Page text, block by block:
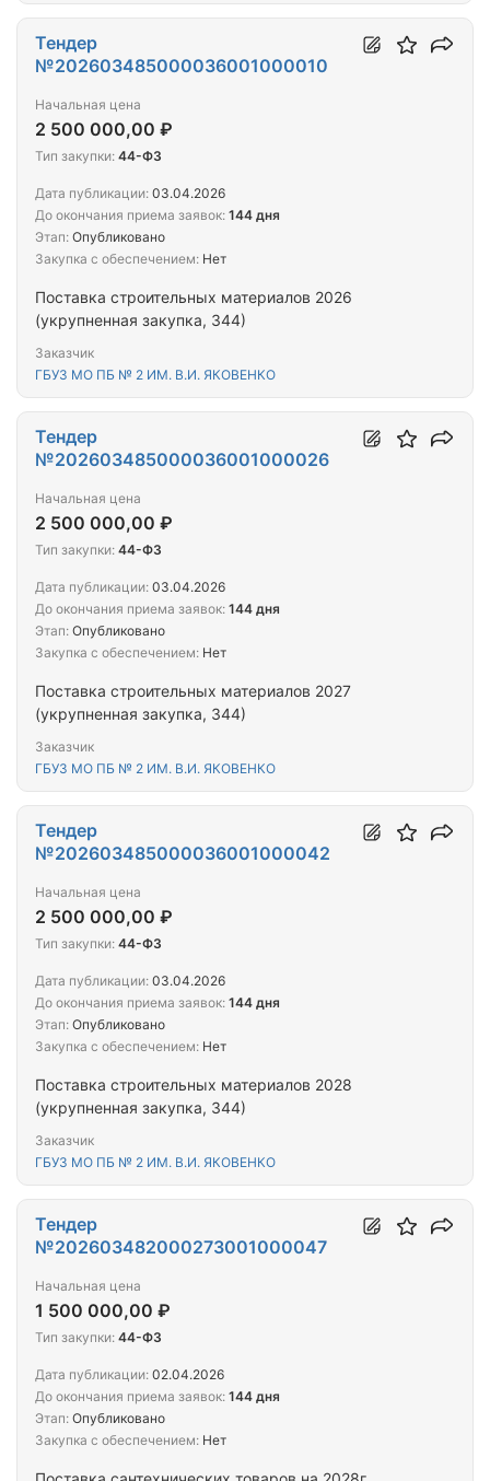
Поставка строительных материалов 2026
(укрупненная закупка, 344)
Заказчик
ГБУЗ МО ПБ № 2 ИМ. В.И. ЯКОВЕНКО
Тендер
№202603485000036001000010
Начальная цена
2 500 000,00 ₽
Тип закупки: 44-ФЗ
Дата публикации: 03.04.2026
До окончания приема заявок: 144 дня
Этап: Опубликовано
Закупка с обеспечением: Нет
Поставка строительных материалов 2027
(укрупненная закупка, 344)
Заказчик
ГБУЗ МО ПБ № 2 ИМ. В.И. ЯКОВЕНКО
Тендер
№202603485000036001000026
Начальная цена
2 500 000,00 ₽
Тип закупки: 44-ФЗ
Дата публикации: 03.04.2026
До окончания приема заявок: 144 дня
Этап: Опубликовано
Закупка с обеспечением: Нет
Поставка строительных материалов 2028
(укрупненная закупка, 344)
Заказчик
ГБУЗ МО ПБ № 2 ИМ. В.И. ЯКОВЕНКО
Тендер
№202603485000036001000042
Начальная цена
2 500 000,00 ₽
Тип закупки: 44-ФЗ
Дата публикации: 03.04.2026
До окончания приема заявок: 144 дня
Этап: Опубликовано
Закупка с обеспечением: Нет
Тендер
№202603482000273001000047
Начальная цена
1 500 000,00 ₽
Тип закупки: 44-ФЗ
Дата публикации: 02.04.2026
До окончания приема заявок: 144 дня
Этап: Опубликовано
Закупка с обеспечением: Нет